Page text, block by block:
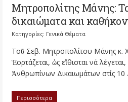
Μητροπολίτης Μάνης:
δικαιώματα και
Κατηγορίες: Γενικά Θέματα
Τοῦ Σεβ. Μητροπολίτου Μάνης κ.
Ἑορτάζεται, ὡς εἴθισται νά
Ἀνθρωπίνων Δικαιωμάτων στίς 10
Περισσότερα